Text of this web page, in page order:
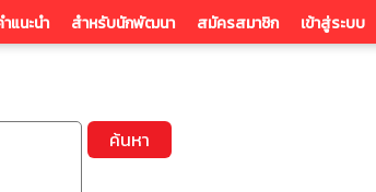
แนะนำ สำหรับนักพัฒนา สมัครสมาชิก เข้าสู่ระบบ
ค้นหา